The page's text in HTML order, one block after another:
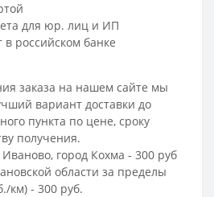
для юр. лиц и ИП
в российском банке
заказа на нашем сайте мы
вариант доставки до
пункта по цене, сроку
получения.
город Кохма - 300 руб
области за пределы
км) - 300 руб.